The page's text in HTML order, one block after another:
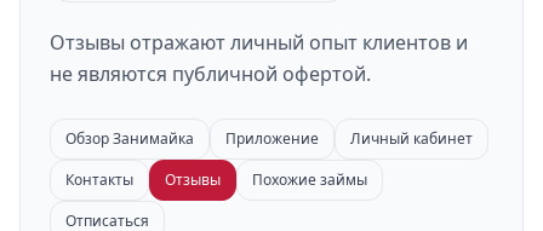
Отзывы отражают личный опыт клиентов и
не являются публичной офертой.
Обзор Занимайка Приложение
Личный кабинет
Контакты
Отзывы
Похожие займы
Отписаться